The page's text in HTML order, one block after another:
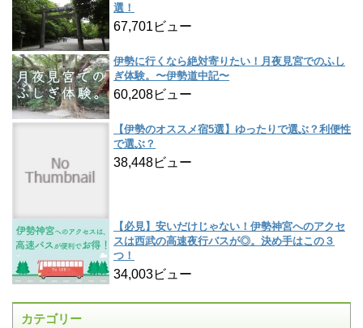
選！
67,701ビュー
伊勢に行くなら絶対寄りたい！月夜見宮でのふし
ぎ体験。〜伊勢道中記〜
60,208ビュー
【伊勢のオススメ宿5選】ゆったりで選ぶ？利便性
で選ぶ？
38,448ビュー
【必見】安いだけじゃない！伊勢神宮へのアクセ
スは西武の高速夜行バスが◎。決め手はこの３
つ！
34,003ビュー
カテゴリー